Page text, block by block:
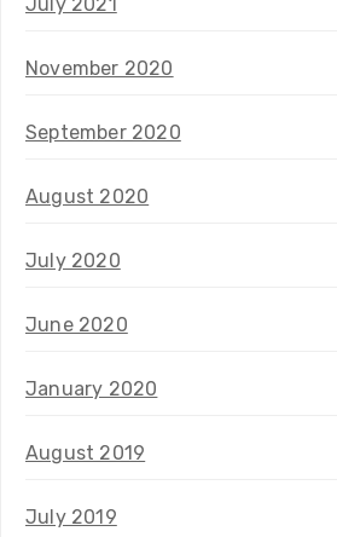
November 2020
September 2020
August 2020
July 2020
June 2020
January 2020
August 2019
July 2019